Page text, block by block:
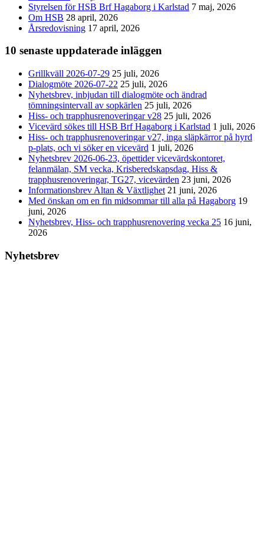
Styrelsen för HSB Brf Hagaborg i Karlstad 7 maj, 2026
Om HSB 28 april, 2026
Årsredovisning 17 april, 2026
10 senaste uppdaterade inläggen
Grillkväll 2026-07-29 25 juli, 2026
Dialogmöte 2026-07-22 25 juli, 2026
Nyhetsbrev, inbjudan till dialogmöte och ändrad
tömningsintervall av sopkärlen 25 juli, 2026
Hiss- och trapphusrenoveringar v28 25 juli, 2026
Vicevärd sökes till HSB Brf Hagaborg i Karlstad 1 juli, 2026
Hiss- och trapphusrenoveringar v27, inga släpkärror på hyrd
p-plats, och vi söker en vicevärd 1 juli, 2026
Nyhetsbrev 2026-06-23, öpettider vicevärdskontoret,
felanmälan, SM vecka, Krisberedskapsdag, Hiss &
trapphusrenoveringar, TG27, vicevärden 23 juni, 2026
Informationsbrev Altan & Växtlighet 21 juni, 2026
Med önskan om en fin midsommar till alla på Hagaborg 19
juni, 2026
Nyhetsbrev, Hiss- och trapphusrenovering vecka 25 16 juni,
2026
Nyhetsbrev